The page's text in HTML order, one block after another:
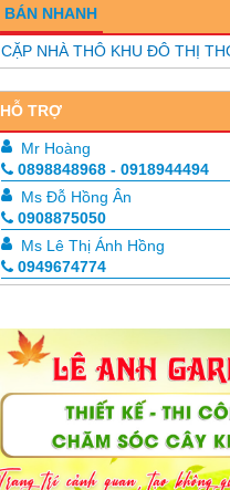
31/10/2024
UBND thành phố Cần Thơ phê
cương, dự toán chi phí lập quy
đường Võ Văn Kiệt
HƠN 136.000 TỶ ĐỂ ĐẦU TƯ
4 TP.HCM
TP HCM sẽ tính thuế đất theo
mới từ ngày 31/10/2024
Cần Thơ hủy 10 quy hoạch chi
quy hoạch đã hơn 20 năm
và Nguyễn Văn Linh - 3 Tháng
IV
BÁN NHANH
CẶP NHÀ THÔ KHU ĐÔ THỊ
HỖ TRỢ
Mr Hoàng
0898848968 - 0918944494
Ms Đỗ Hồng Ân
0908875050
Ms Lê Thị Ánh Hồng
0949674774